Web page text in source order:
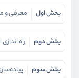
حرفه‌ای ارتقا
⚠️نکته:این
تغییرات شود و
بخش اول معرفی و
بخش دوم راه
بخش سوم